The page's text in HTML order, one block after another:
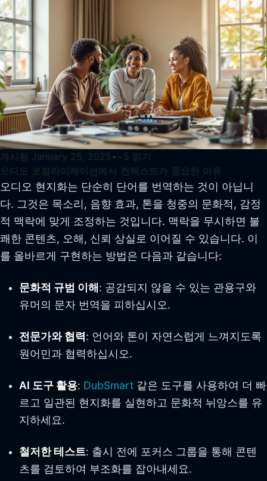
게시됨 January 25, 2025 • ~ 5 읽기
오디오 로컬라이제이션에서 컨텍스트가 중요한 이유
오디오 현지화는 단순히 단어를 번역하는 것이 아닙니
다. 그것은 목소리, 음향 효과, 톤을 청중의 문화적, 감정
적 맥락에 맞게 조정하는 것입니다. 맥락을 무시하면 불
쾌한 콘텐츠, 오해, 신뢰 상실로 이어질 수 있습니다. 이
를 올바르게 구현하는 방법은 다음과 같습니다:
문화적 규범 이해 : 공감되지 않을 수 있는 관용구와
유머의 문자 번역을 피하십시오.
전문가와 협력: 언어와 톤이 자연스럽게 느껴지도록
원어민과 협력하십시오.
AI 도구 활용: DubSmart 같은 도구를 사용하여 더 빠
르고 일관된 현지화를 실현하고 문화적 뉘앙스를 유
지하세요.
철저한 테스트: 출시 전에 포커스 그룹을 통해 콘텐
츠를 검토하여 부조화를 잡아내세요.